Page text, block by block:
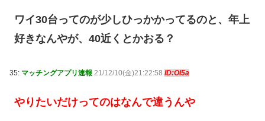
ワイ30台ってのが少しひっかかってるのと、年上
好きなんやが、40近くとかおる？
35: マッチングアプリ速報 21/12/10(金)21:22:58 ID:Ol5a
やりたいだけってのはなんで違うんや